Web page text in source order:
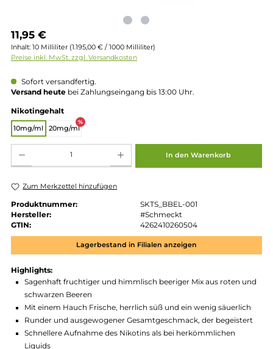
Inhalt:10 Milliliter(1.195,00 € / 1000 Milliliter)
Preise inkl. MwSt. zzgl. Versandkosten
Sofort versandfertig.
Versand heutebei Zahlungseingang bis 13:00 Uhr.
Nikotingehaltauswählen
%
In den Warenkorb
Zum Merkzettel hinzufügen
Produktnummer:
SKTS_BBEL-001
Hersteller:
GTIN:
4262410260504
Lagerbestand in Filialen anzeigen
Highlights:
Sagenhaft fruchtiger und himmlisch beeriger Mix aus roten